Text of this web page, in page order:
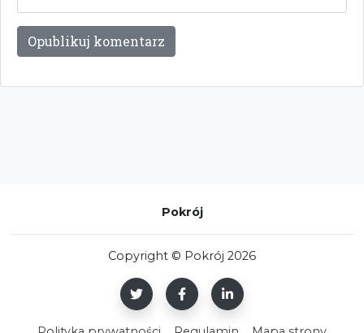
Pokrój
Copyright © Pokrój 2026